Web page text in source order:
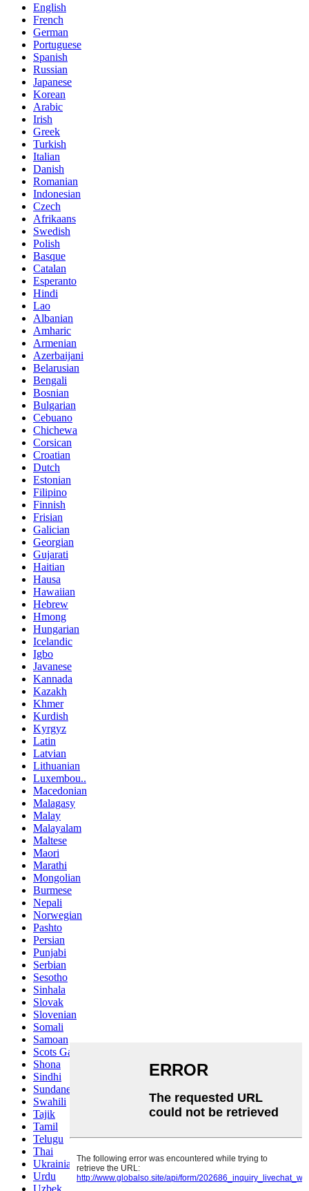
English
French
German
Portuguese
Spanish
Russian
Japanese
Korean
Arabic
Irish
Greek
Turkish
Italian
Danish
Romanian
Indonesian
Czech
Afrikaans
Swedish
Polish
Basque
Catalan
Esperanto
Hindi
Lao
Albanian
Amharic
Armenian
Azerbaijani
Belarusian
Bengali
Bosnian
Bulgarian
Cebuano
Chichewa
Corsican
Croatian
Dutch
Estonian
Filipino
Finnish
Frisian
Galician
Georgian
Gujarati
Haitian
Hausa
Hawaiian
Hebrew
Hmong
Hungarian
Icelandic
Igbo
Javanese
Kannada
Kazakh
Khmer
Kurdish
Kyrgyz
Latin
Latvian
Lithuanian
Luxembou..
Macedonian
Malagasy
Malay
Malayalam
Maltese
Maori
Marathi
Mongolian
Burmese
Nepali
Norwegian
Pashto
Persian
Punjabi
Serbian
Sesotho
Sinhala
Slovak
Slovenian
Somali
Samoan
Scots Gaelic
Shona
Sindhi
Sundanese
Swahili
Tajik
Tamil
Telugu
Thai
Ukrainian
Urdu
Uzbek